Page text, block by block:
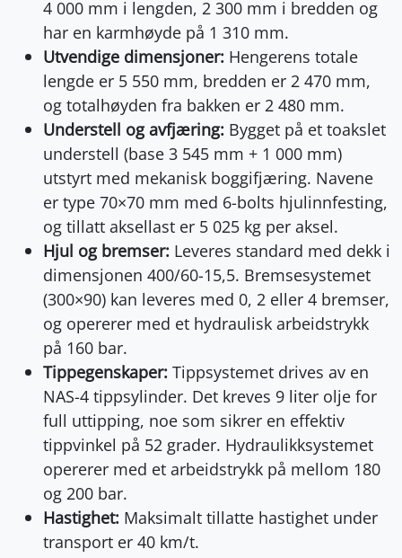
4 000 mm i lengden, 2 300 mm i bredden og
har en karmhøyde på 1 310 mm.
Utvendige dimensjoner: Hengerens totale
lengde er 5 550 mm, bredden er 2 470 mm,
og totalhøyden fra bakken er 2 480 mm.
Understell og avfjæring: Bygget på et toakslet
understell (base 3 545 mm + 1 000 mm)
utstyrt med mekanisk boggifjæring. Navene
er type 70×70 mm med 6-bolts hjulinnfesting,
og tillatt aksellast er 5 025 kg per aksel.
Hjul og bremser: Leveres standard med dekk i
dimensjonen 400/60-15,5. Bremsesystemet
(300×90) kan leveres med 0, 2 eller 4 bremser,
og opererer med et hydraulisk arbeidstrykk
på 160 bar.
Tippegenskaper: Tippsystemet drives av en
NAS-4 tippsylinder. Det kreves 9 liter olje for
full uttipping, noe som sikrer en effektiv
tippvinkel på 52 grader. Hydraulikksystemet
opererer med et arbeidstrykk på mellom 180
og 200 bar.
Hastighet: Maksimalt tillatte hastighet under
transport er 40 km/t.